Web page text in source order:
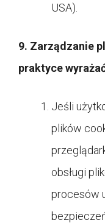
USA).
9. Zarządzanie
praktyce
Jeśli
plików
obsługi
procesów